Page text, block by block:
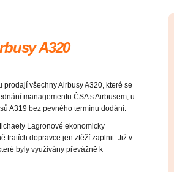
A320
všechny Airbusy A320, které se
managementu ČSA s Airbusem, u
A319 bez pevného termínu dodání.
Lagronové ekonomicky
tratích dopravce jen ztěží zaplnit. Již v
byly využívány převážně k